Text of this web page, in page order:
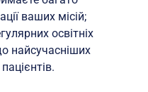
ваших місій;
освітніх
найсучасніших